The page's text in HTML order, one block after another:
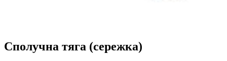
Сполучна тяга (сережка)